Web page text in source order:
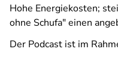
Hohe Energiekosten;
ohne Schufa" einen
Der Podcast ist im